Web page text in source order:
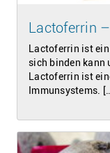
Lactoferrin
Lactoferrin ist
sich binden kann
Lactoferrin ist
Immunsystems.